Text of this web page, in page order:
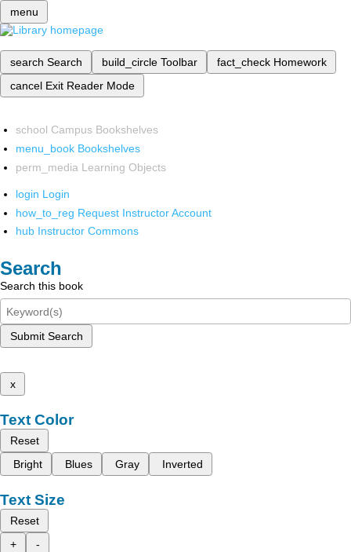
menu
search Search build_circle Toolbar fact_check Homework
cancel Exit Reader Mode
school Campus Bookshelves
menu_book Bookshelves
perm_media Learning Objects
login Login
how_to_reg Request Instructor Account
hub Instructor Commons
Search
Search this book
Submit Search
x
Text Color
Reset
Bright
Blues Gray Inverted
Text Size
Reset
+
-